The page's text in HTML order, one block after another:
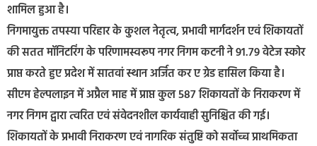
शामिल हुआ है।
निगमायुक्त तपस्या परिहार के कुशल नेतृत्व, प्रभावी मार्गदर्शन एवं शिकायतों
की सतत मॉनिटरिंग के परिणामस्वरूप नगर निगम कटनी ने 91.79 वेटेज स्कोर
प्राप्त करते हुए प्रदेश में सातवां स्थान अर्जित कर ए ग्रेड हासिल किया है।
सीएम हेल्पलाइन में अप्रैल माह में प्राप्त कुल 587 शिकायतों के निराकरण में
नगर निगम द्वारा त्वरित एवं संवेदनशील कार्यवाही सुनिश्चित की गई।
शिकायतों के प्रभावी निराकरण एवं नागरिक संतुष्टि को सर्वोच्च प्राथमिकता